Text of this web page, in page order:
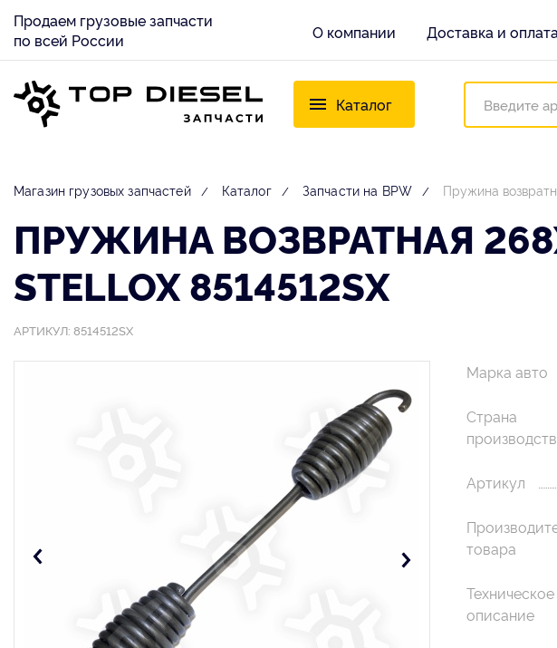
Продаем грузовые запчасти
по всей России
О компании Доставка и
Каталог
Магазин грузовых запчастей Каталог Запчасти на BPW Пружина
ПРУЖИНА ВОЗВРАТНАЯ
STELLOX 8514512SX
АРТИКУЛ: 8514512SX
Марка авто
Страна
Артикул
товара
Техническое
описание